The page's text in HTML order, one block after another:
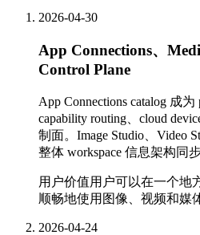
2026-04-30
App Connections、
Control Plane
App Connections catalog 成为
capability routing、cloud
制面。Image Studio、Video
整体 workspace 信息架构同
用户价值用户可以在一个地
顺畅地使用图像、视频和媒
2026-04-24